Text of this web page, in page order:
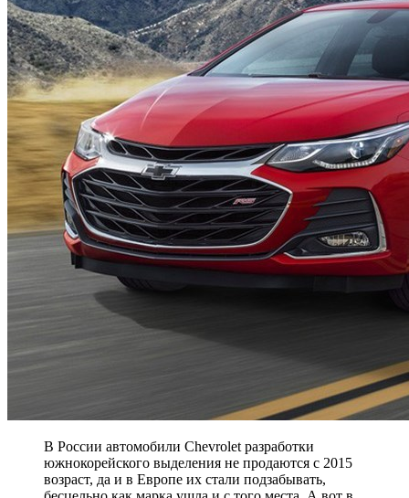
В России автомобили Chevrolet разработки
южнокорейского выделения не продаются с 2015
возраст, да и в Европе их стали подзабывать,